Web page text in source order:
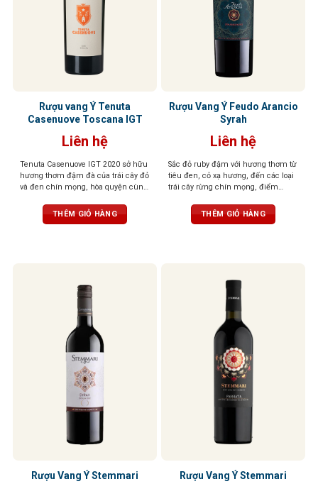
Rượu vang Ý Tenuta
Casenuove Toscana IGT
Liên hệ
Tenuta Casenuove IGT 2020 sở hữu
hương thơm đậm đà của trái cây đỏ
và đen chín mọng, hòa quyện cùng
vị cao quý. Vị rượu đậm, tannin
mượt mà và cân bằng, để lại hậu vị
THÊM GIỎ HÀNG
Rượu Vang Ý Feudo Arancio
Syrah
Liên hệ
Sắc đỏ ruby đậm với hương thơm từ
tiêu đen, cỏ xạ hương, đến các loại
trái cây rừng chín mọng, điểm
Tannin mềm mượt, tròn đầy cân
đối, tạo nên một tổng thể hài hòa
THÊM GIỎ HÀNG
Rượu Vang Ý Stemmari
Rượu Vang Ý Stemmari